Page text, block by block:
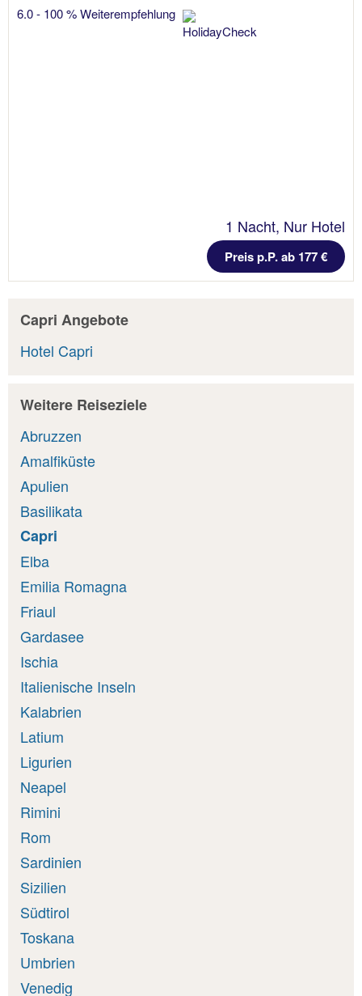
6.0 - 100 % Weiterempfehlung
1 Nacht, Nur Hotel
Preis p.P. ab 177 €
Capri Angebote
Hotel Capri
Weitere Reiseziele
Abruzzen
Amalfiküste
Apulien
Basilikata
Capri
Elba
Emilia Romagna
Friaul
Gardasee
Ischia
Italienische Inseln
Kalabrien
Latium
Ligurien
Neapel
Rimini
Rom
Sardinien
Sizilien
Südtirol
Toskana
Umbrien
Venedig